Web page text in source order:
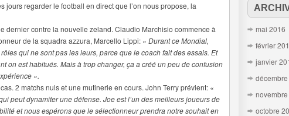
jours regarder le football en direct que l’on nous propose, la
dernier contre la nouvelle zeland. Claudio Marchisio commence à
de la squadra azzura, Marcello Lippi: « Durant ce Mondial,
qui ne sont pas les leurs, parce que le coach fait des essais. Et
on est habitués. Mais à trop changer, ça a créé un peu de confusion
».
2 matchs nuls et une mutinerie en cours. John Terry prévient: «
peut dynamiter une défense. Joe est l’un des meilleurs joueurs de
et nous espérons que le sélectionneur prendra notre souhait en
mai 2016
février
janvier
octobre